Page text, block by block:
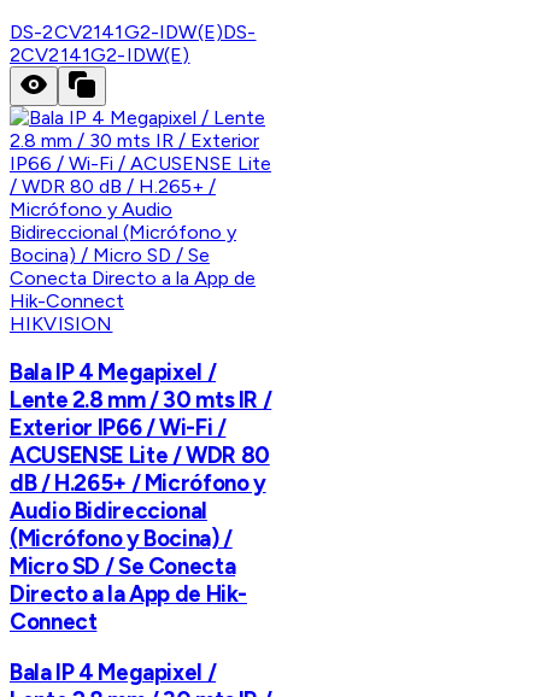
DS-2CV2141G2-IDW(E)DS-
2CV2141G2-IDW(E)
HIKVISION
Bala IP 4 Megapixel /
Lente 2.8 mm / 30 mts IR /
Exterior IP66 / Wi-Fi /
ACUSENSE Lite / WDR 80
dB / H.265+ / Micrófono y
Audio Bidireccional
(Micrófono y Bocina) /
Micro SD / Se Conecta
Directo a la App de Hik-
Connect
Bala IP 4 Megapixel /